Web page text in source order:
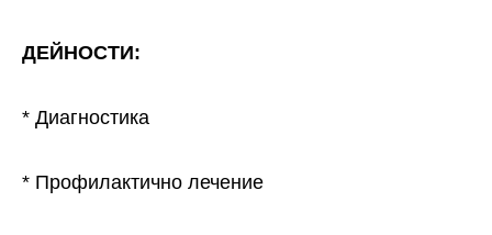
ДЕЙНОСТИ:
* Диагностика
* Профилактично лечение